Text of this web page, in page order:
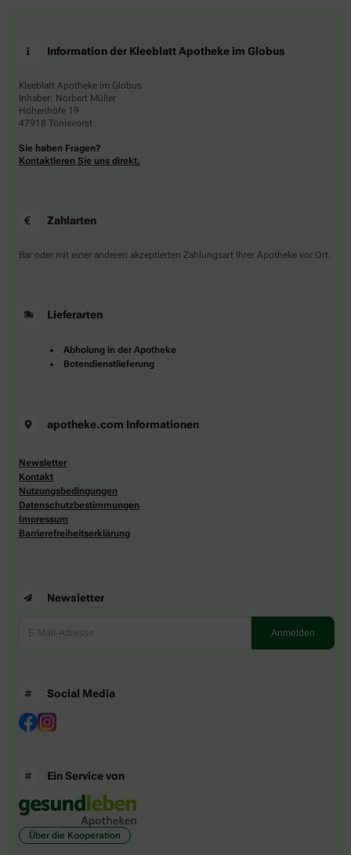
Information der Kleeblatt Apotheke im Globus
Kleeblatt Apotheke im Globus
Inhaber: Norbert Müller
Höhenhöfe 19
47918 Tönisvorst
Sie haben Fragen?
Kontaktieren Sie uns direkt.
Zahlarten
Bar oder mit einer anderen akzeptierten Zahlungsart Ihrer Apotheke vor Ort.
Lieferarten
Abholung in der Apotheke
Botendienstlieferung
apotheke.com Informationen
Newsletter
Kontakt
Nutzungsbedingungen
Datenschutzbestimmungen
Impressum
Barrierefreiheitserklärung
Newsletter
Social Media
Ein Service von
Über die Kooperation